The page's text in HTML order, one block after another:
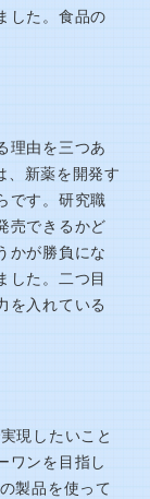
した。食品の
理由を三つあ
、新薬を開発す
です。研究職
売できるかど
かが勝負にな
した。二つ目
を入れている
現したいこと
ワンを目指し
製品を使って